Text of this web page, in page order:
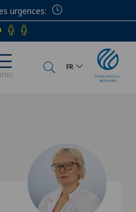
urgences
Téléphone
FR